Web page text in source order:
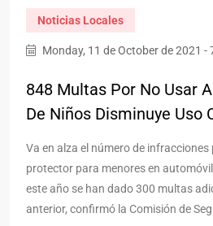
Noticias Locales
Monday, 11 de October de 2021 -
848 Multas Por No Usar
De Niños Disminuye Uso
Va en alza el número de
protector para menores en
este año se han dado 300 multas
anterior, confirmó la Comisión de